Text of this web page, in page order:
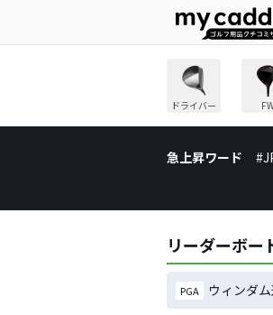
ドライバー
急上昇ワード
リーダーボー
PGA ウィンダ